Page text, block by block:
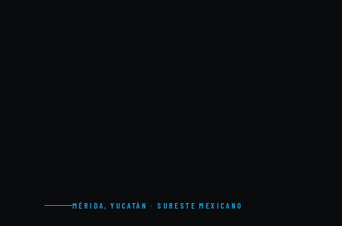
MÉRIDA, YUCATÁN · SURESTE MEXICANO